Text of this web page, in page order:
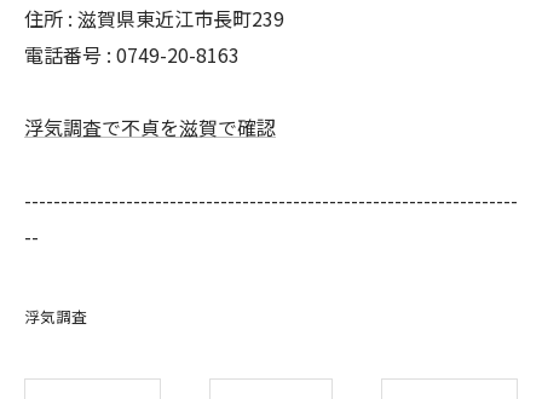
住所 : 滋賀県東近江市長町239
電話番号 : 0749-20-8163
浮気調査で不貞を滋賀で確認
--------------------------------------------------------------------
--
浮気調査